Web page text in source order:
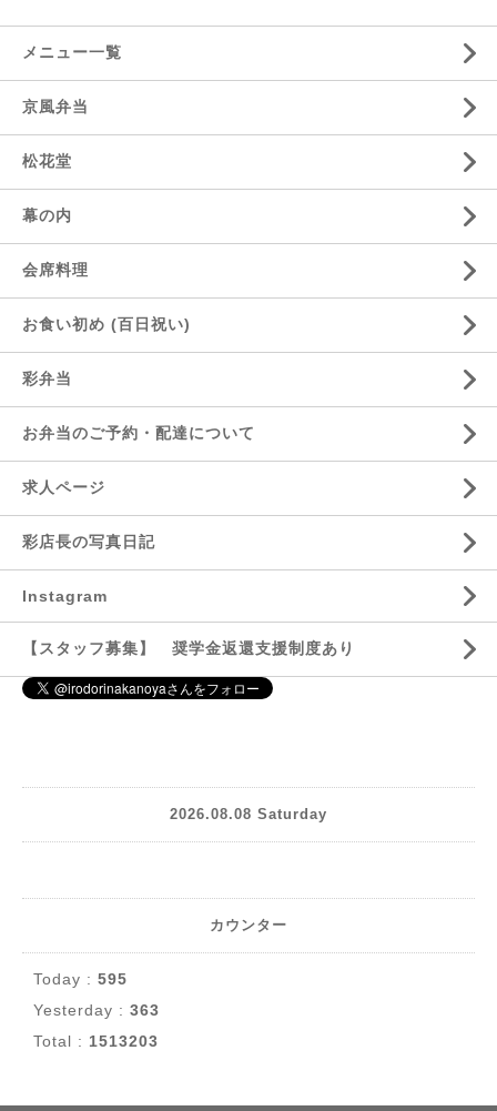
メニュー一覧
京風弁当
松花堂
幕の内
会席料理
お食い初め (百日祝い)
彩弁当
お弁当のご予約・配達について
求人ページ
彩店長の写真日記
Instagram
【スタッフ募集】 奨学金返還支援制度あり
2026.08.08 Saturday
カウンター
Today : 595
Yesterday : 363
Total : 1513203